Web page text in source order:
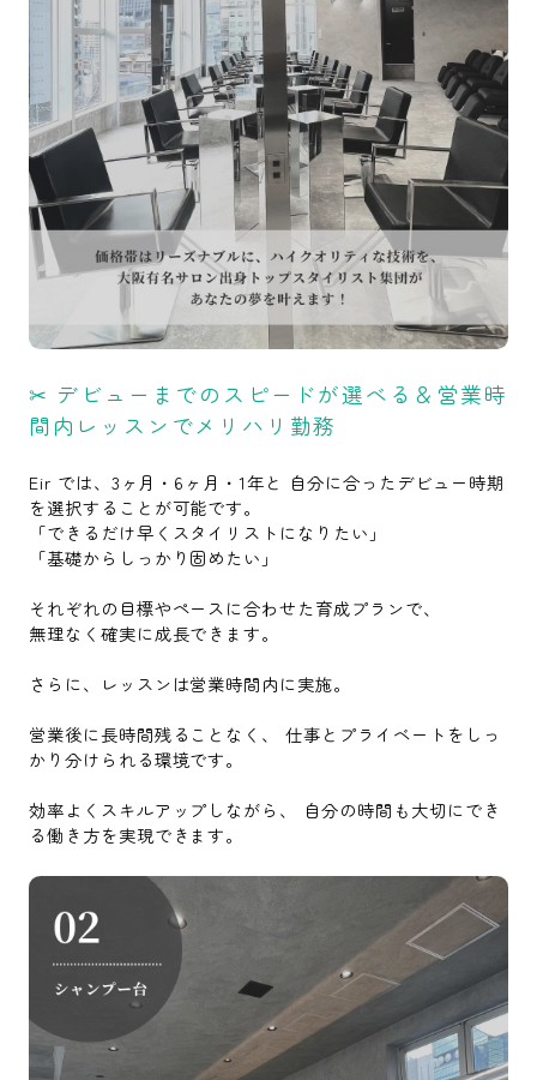
✂ デビューまでのスピードが選べる＆営業時
間内レッスンでメリハリ勤務
Eir では、3ヶ月・6ヶ月・1年と 自分に合ったデビュー時期
を選択することが可能です。
「できるだけ早くスタイリストになりたい」
「基礎からしっかり固めたい」
それぞれの目標やペースに合わせた育成プランで、
無理なく確実に成長できます。
さらに、レッスンは営業時間内に実施。
営業後に長時間残ることなく、 仕事とプライベートをしっ
かり分けられる環境です。
効率よくスキルアップしながら、 自分の時間も大切にでき
る働き方を実現できます。